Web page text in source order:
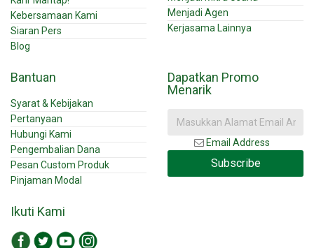
Kebersamaan Kami
Siaran Pers
Blog
Menjadi Agen
Kerjasama Lainnya
Bantuan
Syarat & Kebijakan
Pertanyaan
Hubungi Kami
Pengembalian Dana
Pesan Custom Produk
Pinjaman Modal
Dapatkan Promo
Menarik
Email Address
Subscribe
Ikuti Kami